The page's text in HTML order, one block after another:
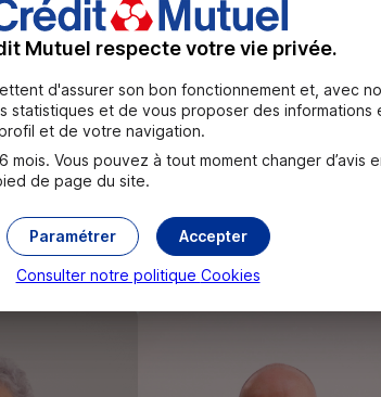
contribuent aux enjeux sociétaux
pour l’aide au maintien des centres de
l’impulsion à son engagement local. Son
d’ordre environnemental, technologique,
Océan
Mutuel respecte votre vie privée.
d'assurer son bon fonctionnement et, avec
statistiques et de vous proposer des informations
et de votre navigation.
Vous pouvez à tout moment changer d’avis
de page du site.
Accepter
Paramétrer
Consulter notre politique Cookies